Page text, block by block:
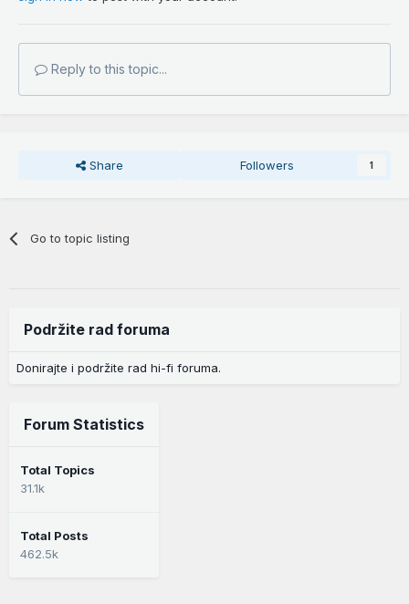
Reply to this topic...
Share Followers 1
Go to topic listing
Podržite rad foruma
Donirajte i podržite rad hi-fi foruma.
Forum Statistics
Total Topics
31.1k
Total Posts
462.5k